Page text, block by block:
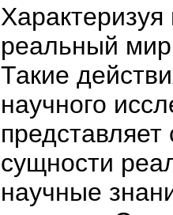
реальный
Такие
научного
сущности
научные